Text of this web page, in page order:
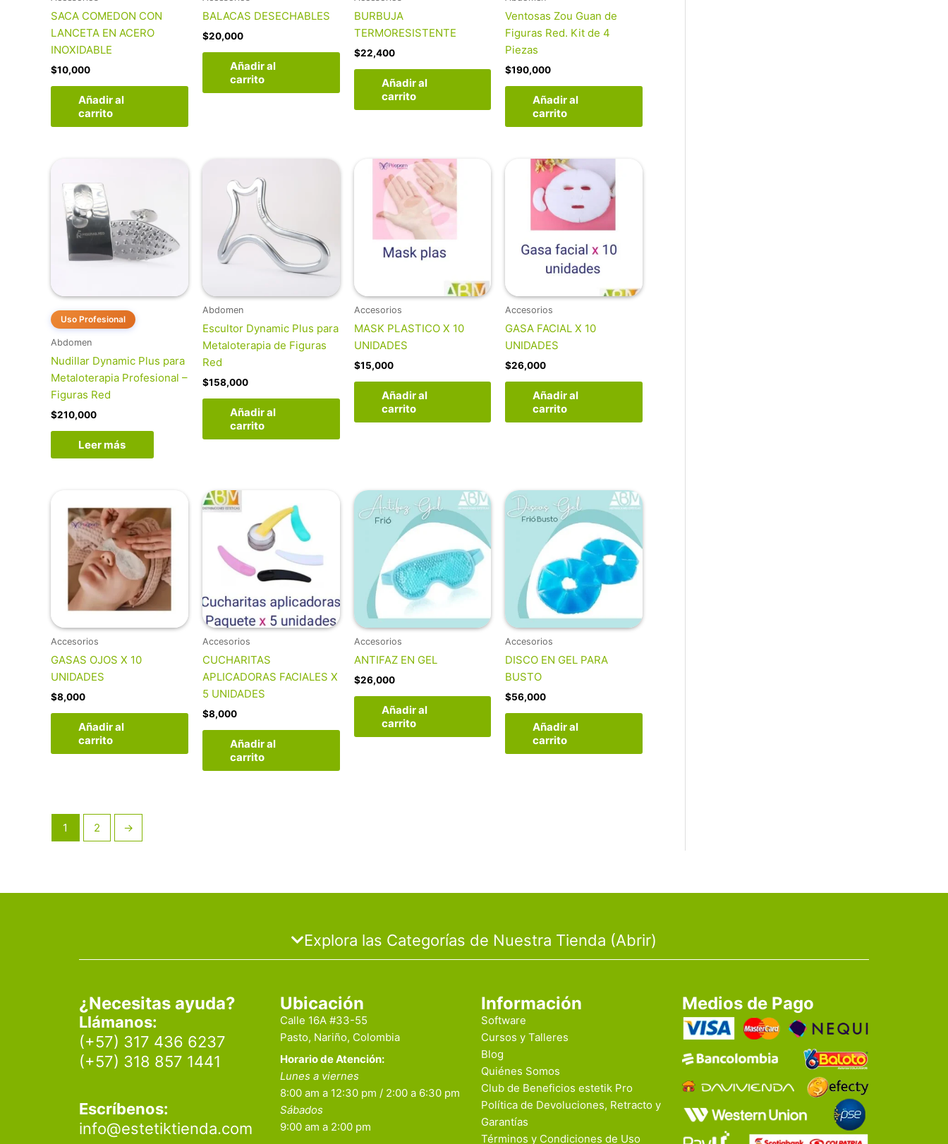
SACA COMEDON CON
LANCETA EN ACERO
INOXIDABLE
$10,000
Añadir al
carrito
BALACAS DESECHABLES
$20,000
Añadir al
carrito
BURBUJA
TERMORESISTENTE
$22,400
Añadir al
carrito
Ventosas Zou Guan de
Figuras Red. Kit de 4
Piezas
$190,000
Añadir al
carrito
Uso Profesional
Abdomen
Nudillar Dynamic Plus para
Metaloterapia Profesional –
Figuras Red
$210,000
Leer más
Abdomen
Escultor Dynamic Plus para
Metaloterapia de Figuras
Red
$158,000
Añadir al
carrito
Accesorios
MASK PLASTICO X 10
UNIDADES
$15,000
Añadir al
carrito
Accesorios
GASA FACIAL X 10
UNIDADES
$26,000
Añadir al
carrito
Accesorios
GASAS OJOS X 10
UNIDADES
$8,000
Añadir al
carrito
Accesorios
CUCHARITAS
APLICADORAS FACIALES X
5 UNIDADES
$8,000
Añadir al
carrito
Accesorios
ANTIFAZ EN GEL
$26,000
Añadir al
carrito
Accesorios
DISCO EN GEL PARA
BUSTO
$56,000
Añadir al
carrito
1 2 →
Explora las Categorías de Nuestra Tienda (Abrir)
¿Necesitas ayuda?
Llámanos:
(+57) 317 436 6237
(+57) 318 857 1441
Escríbenos:
info@estetiktienda.com
Ubicación
Calle 16A #33-55
Pasto, Nariño, Colombia
Horario de Atención:
Lunes a viernes
8:00 am a 12:30 pm / 2:00 a 6:30 pm
Sábados
9:00 am a 2:00 pm
Información
Software
Cursos y Talleres
Blog
Quiénes Somos
Club de Beneficios estetik Pro
Política de Devoluciones, Retracto y
Garantías
Términos y Condiciones de Uso
Medios de Pago